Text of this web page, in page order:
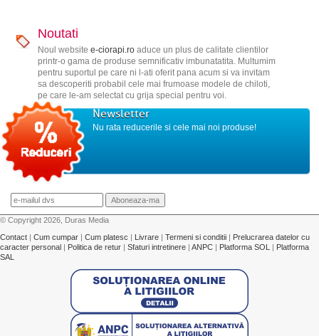
Noutati
Noul website e-ciorapi.roaduce un plus de calitate clientilor
printr-o gama de produse semnificativ imbunatatita. Multumim
pentru suportul pe care ni l-ati oferit pana acum si va invitam
sa descoperiti probabil cele mai frumoase modele de chiloti,
pe care le-am selectat cu grija special pentru voi.
Newsletter
Nu rata reducerile si cele mai noi produse!
© Copyright 2026, Duras Media
Contact | Cum cumpar | Cum platesc | Livrare | Termeni si conditii | Prelucrarea datelor cu
caracter personal | Politica de retur | Sfaturi intretinere | ANPC | Platforma SOL | Platforma
SAL